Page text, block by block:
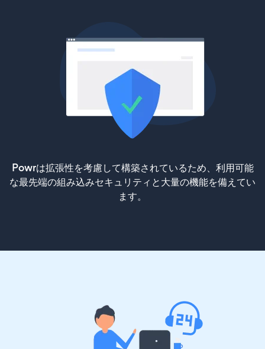
Powrは拡張性を考慮して構築されているため、利用可能
な最先端の組み込みセキュリティと大量の機能を備えてい
ます。